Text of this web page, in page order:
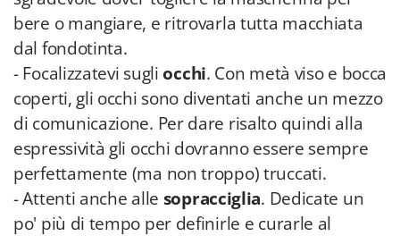
bere o mangiare, e ritrovarla tutta macchiata
dal fondotinta.
- Focalizzatevi sugli occhi. Con metà viso e bocca
coperti, gli occhi sono diventati anche un mezzo
di comunicazione. Per dare risalto quindi alla
espressività gli occhi dovranno essere sempre
perfettamente (ma non troppo) truccati.
- Attenti anche alle sopracciglia. Dedicate un
po' più di tempo per definirle e curarle al